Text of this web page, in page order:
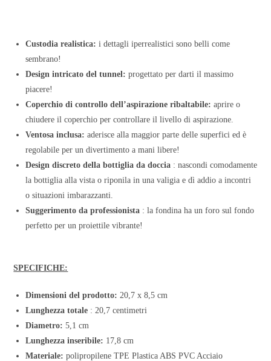
Custodia realistica: i dettagli iperrealistici sono belli come
sembrano!
Design intricato del tunnel: progettato per darti il massimo
piacere!
Coperchio di controllo dell’aspirazione ribaltabile: aprire o
chiudere il coperchio per controllare il livello di aspirazione.
Ventosa inclusa: aderisce alla maggior parte delle superfici ed è
regolabile per un divertimento a mani libere!
Design discreto della bottiglia da doccia : nascondi comodamente
la bottiglia alla vista o riponila in una valigia e dì addio a incontri
o situazioni imbarazzanti.
Suggerimento da professionista : la fondina ha un foro sul fondo
perfetto per un proiettile vibrante!
SPECIFICHE:
Dimensioni del prodotto: 20,7 x 8,5 cm
Lunghezza totale : 20,7 centimetri
Diametro: 5,1 cm
Lunghezza inseribile: 17,8 cm
Materiale: polipropilene TPE Plastica ABS PVC Acciaio